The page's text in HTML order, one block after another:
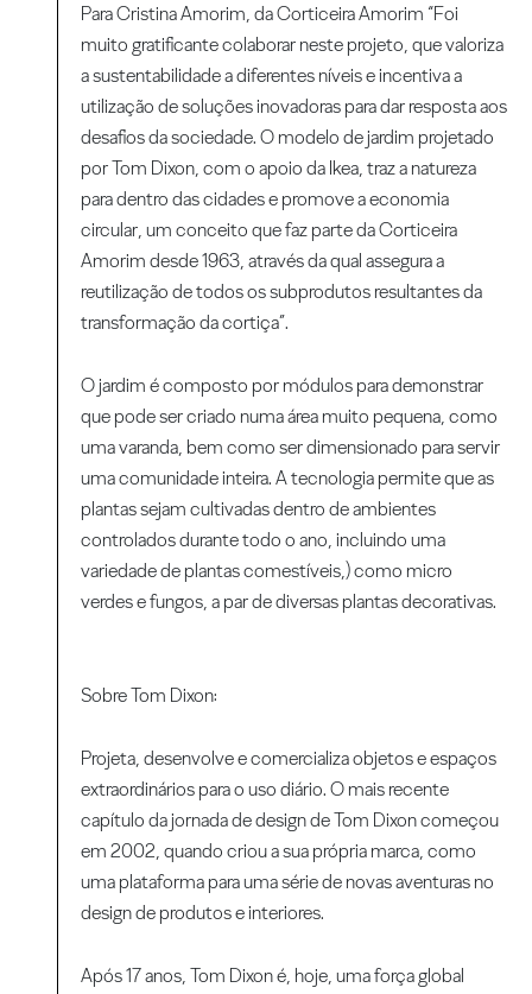
Para Cristina Amorim, da Corticeira Amorim “Foi
muito gratificante colaborar neste projeto, que valoriza
a sustentabilidade a diferentes níveis e incentiva a
utilização de soluções inovadoras para dar resposta aos
desafios da sociedade. O modelo de jardim projetado
por Tom Dixon, com o apoio da Ikea, traz a natureza
para dentro das cidades e promove a economia
circular, um conceito que faz parte da Corticeira
Amorim desde 1963, através da qual assegura a
reutilização de todos os subprodutos resultantes da
transformação da cortiça”.
O jardim é composto por módulos para demonstrar
que pode ser criado numa área muito pequena, como
uma varanda, bem como ser dimensionado para servir
uma comunidade inteira. A tecnologia permite que as
plantas sejam cultivadas dentro de ambientes
controlados durante todo o ano, incluindo uma
variedade de plantas comestíveis,) como micro
verdes e fungos, a par de diversas plantas decorativas.
Sobre Tom Dixon:
Projeta, desenvolve e comercializa objetos e espaços
extraordinários para o uso diário. O mais recente
capítulo da jornada de design de Tom Dixon começou
em 2002, quando criou a sua própria marca, como
uma plataforma para uma série de novas aventuras no
design de produtos e interiores.
Após 17 anos, Tom Dixon é, hoje, uma força global